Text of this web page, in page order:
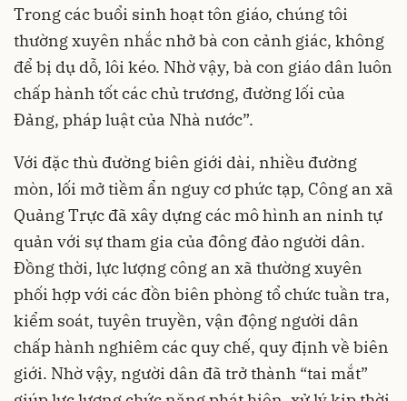
Trong các buổi sinh hoạt tôn giáo, chúng tôi
thường xuyên nhắc nhở bà con cảnh giác, không
để bị dụ dỗ, lôi kéo. Nhờ vậy, bà con giáo dân luôn
chấp hành tốt các chủ trương, đường lối của
Đảng, pháp luật của Nhà nước”.
Với đặc thù đường biên giới dài, nhiều đường
mòn, lối mở tiềm ẩn nguy cơ phức tạp, Công an xã
Quảng Trực đã xây dựng các mô hình an ninh tự
quản với sự tham gia của đông đảo người dân.
Đồng thời, lực lượng công an xã thường xuyên
phối hợp với các đồn biên phòng tổ chức tuần tra,
kiểm soát, tuyên truyền, vận động người dân
chấp hành nghiêm các quy chế, quy định về biên
giới. Nhờ vậy, người dân đã trở thành “tai mắt”